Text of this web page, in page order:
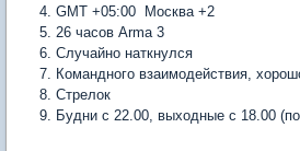
GMT +05:00 Москва +2
26 часов Arma 3
Случайно наткнулся
Командного взаимодействия,
Стрелок
Будни с 22.00, выходные с 18.00